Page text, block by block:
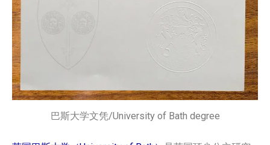
巴斯大学文凭/University of Bath degree